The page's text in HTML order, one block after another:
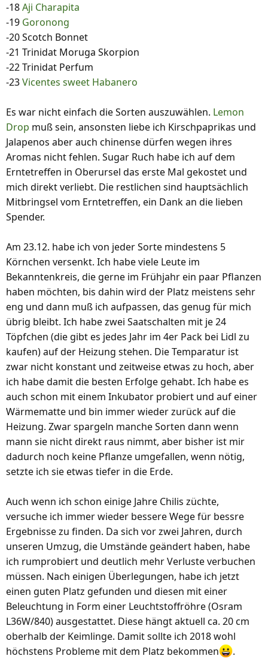
-18Aji Charapita
-19 Goronong
-20 Scotch Bonnet
-21 Trinidat Moruga Skorpion
-22 Trinidat Perfum
-23Vicentes sweet Habanero
Es war nicht einfach die Sorten auszuwählen. Lemon
Drop muß sein, ansonsten liebe ich Kirschpaprikas und
Jalapenos aber auch chinense dürfen wegen ihres
Aromas nicht fehlen. Sugar Ruch habe ich auf dem
Erntetreffen in Oberursel das erste Mal gekostet und
mich direkt verliebt. Die restlichen sind hauptsächlich
Mitbringsel vom Erntetreffen, ein Dank an die lieben
Spender.
Am 23.12. habe ich von jeder Sorte mindestens 5
Körnchen versenkt. Ich habe viele Leute im
Bekanntenkreis, die gerne im Frühjahr ein paar Pflanzen
haben möchten, bis dahin wird der Platz meistens sehr
eng und dann muß ich aufpassen, das genug für mich
übrig bleibt. Ich habe zwei Saatschalten mit je 24
Töpfchen (die gibt es jedes Jahr im 4er Pack bei Lidl zu
kaufen) auf der Heizung stehen. Die Temparatur ist
zwar nicht konstant und zeitweise etwas zu hoch, aber
ich habe damit die besten Erfolge gehabt. Ich habe es
auch schon mit einem Inkubator probiert und auf einer
Wärmematte und bin immer wieder zurück auf die
Heizung. Zwar spargeln manche Sorten dann wenn
mann sie nicht direkt raus nimmt, aber bisher ist mir
dadurch noch keine Pflanze umgefallen, wenn nötig,
setzte ich sie etwas tiefer in die Erde.
Auch wenn ich schon einige Jahre Chilis züchte,
versuche ich immer wieder bessere Wege für bessre
Ergebnisse zu finden. Da sich vor zwei Jahren, durch
unseren Umzug, die Umstände geändert haben, habe
ich rumprobiert und deutlich mehr Verluste verbuchen
müssen. Nach einigen Überlegungen, habe ich jetzt
einen guten Platz gefunden und diesen mit einer
Beleuchtung in Form einer Leuchtstoffröhre (Osram
L36W/840) ausgestattet. Diese hängt aktuell ca. 20 cm
oberhalb der Keimlinge. Damit sollte ich 2018 wohl
höchstens Probleme mit dem Platz bekommen
.